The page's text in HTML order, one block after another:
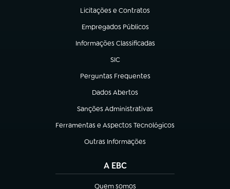
Licitações e Contratos
(abre em nova aba)
Empregados Públicos
(abre em nova aba)
Informações Classificadas
(abre em nova aba)
SIC
(abre em nova aba)
Perguntas Frequentes
(abre em nova aba)
Dados Abertos
(abre em nova aba)
Sanções Administrativas
(abre em nova aba)
Ferramentas e Aspectos Tecnológicos
(abre em nova aba)
Outras Informações
(abre em nova aba)
A EBC
Quem somos